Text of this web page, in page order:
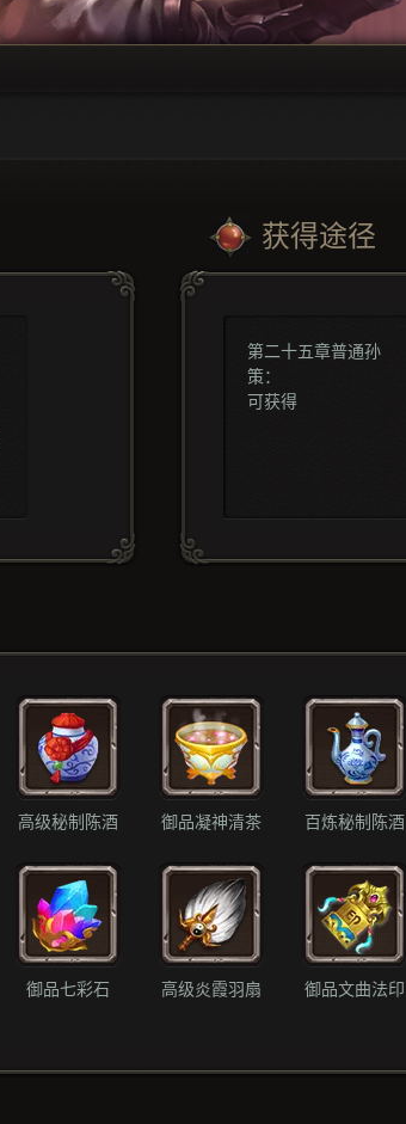
获得途径
第二十五章普通孙
策：
可获得
高级秘制陈酒 御品凝神清茶 百炼秘制陈酒
御品七彩石 高级炎霞羽扇 御品文曲法印